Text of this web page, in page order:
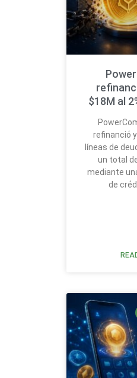
$18M al
refinanció
líneas de
un total
mediante
de